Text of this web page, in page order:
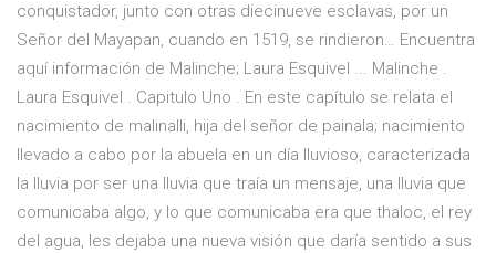
conquistador, junto con otras diecinueve esclavas, por un
Señor del Mayapan, cuando en 1519, se rindieron… Encuentra
aquí información de Malinche; Laura Esquivel ... Malinche .
Laura Esquivel . Capitulo Uno . En este capítulo se relata el
nacimiento de malinalli, hija del señor de painala; nacimiento
llevado a cabo por la abuela en un día lluvioso, caracterizada
la lluvia por ser una lluvia que traía un mensaje, una lluvia que
comunicaba algo, y lo que comunicaba era que thaloc, el rey
del agua, les dejaba una nueva visión que daría sentido a sus